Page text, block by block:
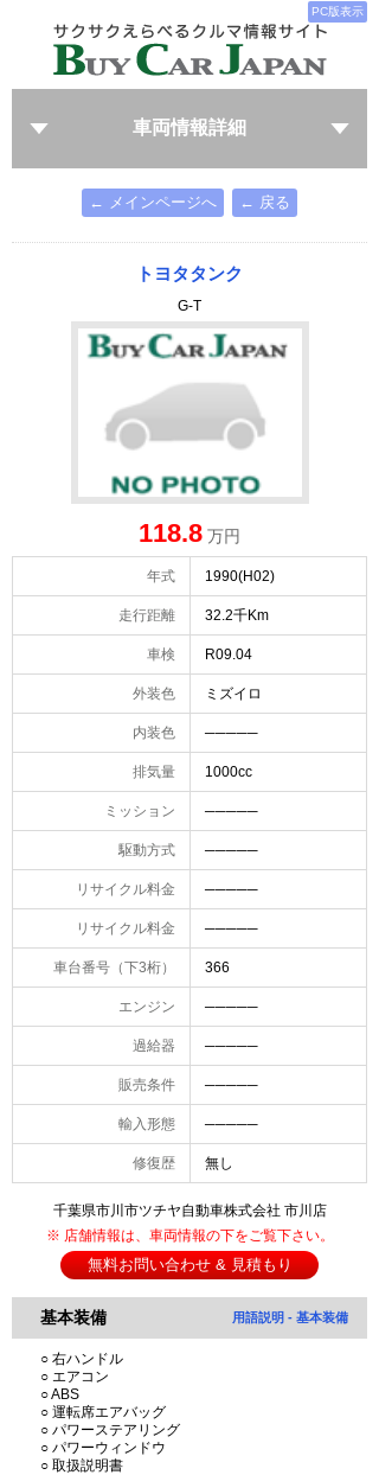
PC版表示
車両情報詳細
← メインページへ ← 戻る
トヨタタンク
G-T
118.8 万円
年式 1990(H02)
走行距離 32.2千Km
車検 R09.04
外装色 ミズイロ
内装色 ─────
排気量 1000cc
ミッション ─────
駆動方式 ─────
リサイクル料金 ─────
リサイクル料金 ─────
車台番号（下3桁） 366
エンジン ─────
過給器 ─────
販売条件 ─────
輸入形態 ─────
修復歴 無し
千葉県市川市ツチヤ自動車株式会社 市川店
※ 店舗情報は、車両情報の下をご覧下さい。
無料お問い合わせ & 見積もり
用語説明 - 基本装備
基本装備
○ 右ハンドル
○ エアコン
○ ABS
○ 運転席エアバッグ
○ パワーステアリング
○ パワーウィンドウ
○ 取扱説明書